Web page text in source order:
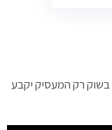
בשוק רק המעסיק יקבע